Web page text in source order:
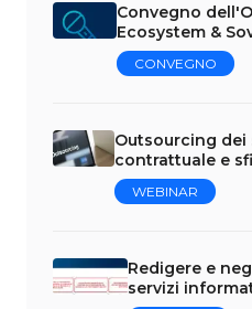
Convegno
Ecosystem &
CONVEGNO
Outsourcing dei
contrattuale e
WEBINAR
Redigere e
servizi